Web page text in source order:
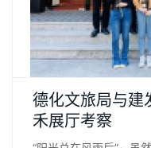
大禾众邦建筑工程技术
德化文旅局与建
禾展厅考察